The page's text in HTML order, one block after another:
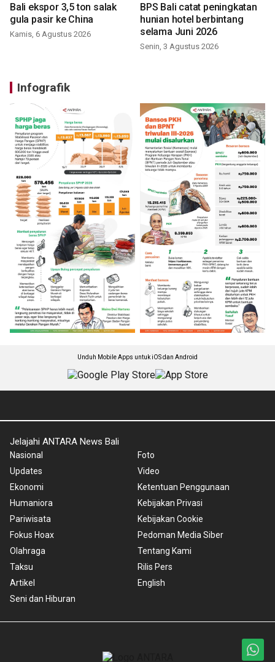
Bali ekspor 3,5 ton salak
gula pasir ke China
Kamis, 6 Agustus 2026
BPS Bali catat peningkatan
hunian hotel berbintang
selama Juni 2026
Senin, 3 Agustus 2026
Infografik
Unduh Mobile Apps untuk iOS dan Android
Jelajahi ANTARA News Bali
Nasional
Updates
Ekonomi
Humaniora
Pariwisata
Fokus Hoax
Olahraga
Taksu
Artikel
Seni dan Hiburan
Foto
Video
Ketentuan Penggunaan
Kebijakan Privasi
Kebijakan Cookie
Pedoman Media Siber
Tentang Kami
Rilis Pers
English